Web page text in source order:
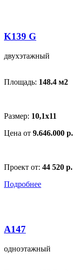
K139 G
двухэтажный
Площадь: 148.4 м2
Размер: 10,1x11
Цена от 9.646.000 р.
Проект от: 44 520 р.
Подробнее
A147
одноэтажный